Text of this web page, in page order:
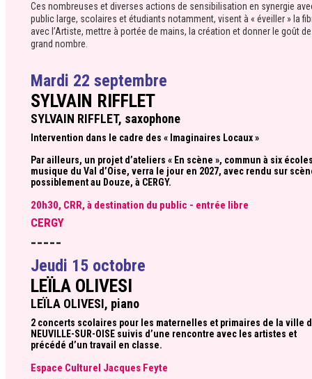
ACTIONS
Ces nombreuses et diverses actions de sensibilisation en synergie
public large, scolaires et étudiants notamment, visent à « éveiller » la
avec l’Artiste, mettre à portée de mains, la création et donner le goût
grand nombre.
Mardi 22 septembre
SYLVAIN RIFFLET
SYLVAIN RIFFLET, saxophone
Intervention dans le cadre des « Imaginaires Locaux »
Par ailleurs, un projet d’ateliers « En scène », commun à six
musique du Val d’Oise, verra le jour en 2027, avec rendu sur
possiblement au Douze, à CERGY.
20h30, CRR, à destination du public - entrée libre
CERGY
-----
Jeudi 15 octobre
LEÏLA OLIVESI
LEÏLA OLIVESI, piano
2 concerts scolaires pour les maternelles et primaires de la ville
NEUVILLE-SUR-OISE suivis d’une rencontre avec les artistes et
précédé d’un travail en classe.
Espace Culturel Jacques Feyte